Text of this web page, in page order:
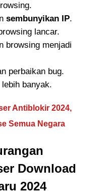
sembunyikan IP.
lancar.
browsing menjadi
perbaikan bug.
banyak.
Antiblokir 2024,
Semua Negara
Download
2024